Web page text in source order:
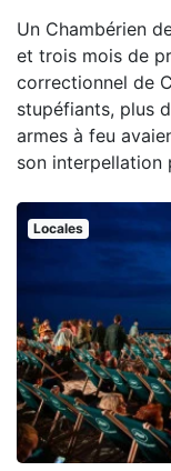
Un Chambérien
et trois mois de
correctionnel de
stupéfiants, plus
armes à feu
son interpellation
Locales